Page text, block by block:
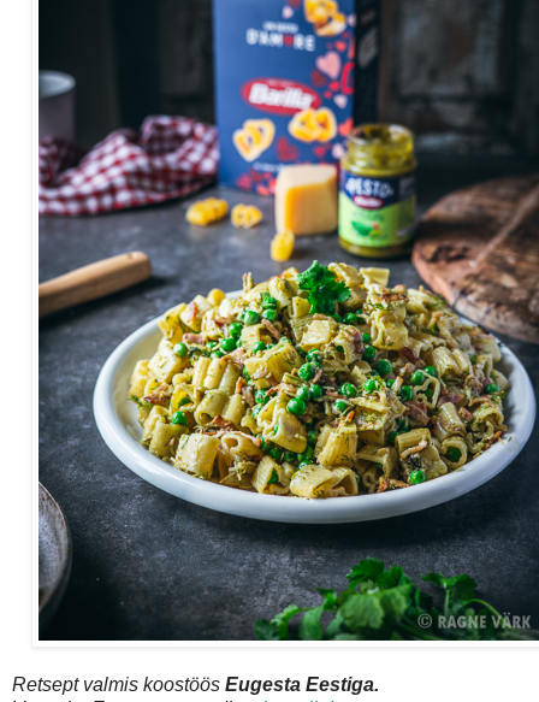
Retsept valmis koostöös Eugesta Eestiga.